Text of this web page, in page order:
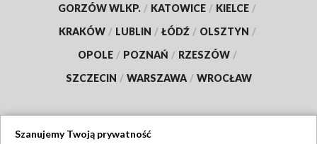
GORZÓW WLKP. / KATOWICE / KIELCE /
KRAKÓW / LUBLIN / ŁÓDŹ / OLSZTYN /
OPOLE / POZNAŃ / RZESZÓW /
SZCZECIN / WARSZAWA / WROCŁAW
Szanujemy Twoją prywatność